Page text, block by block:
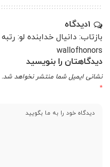
1دیدگاه
wallofhonors
دیدگاهتان را بنویسید
نشانی ایمیل شما منتشر نخواهد شد.
*